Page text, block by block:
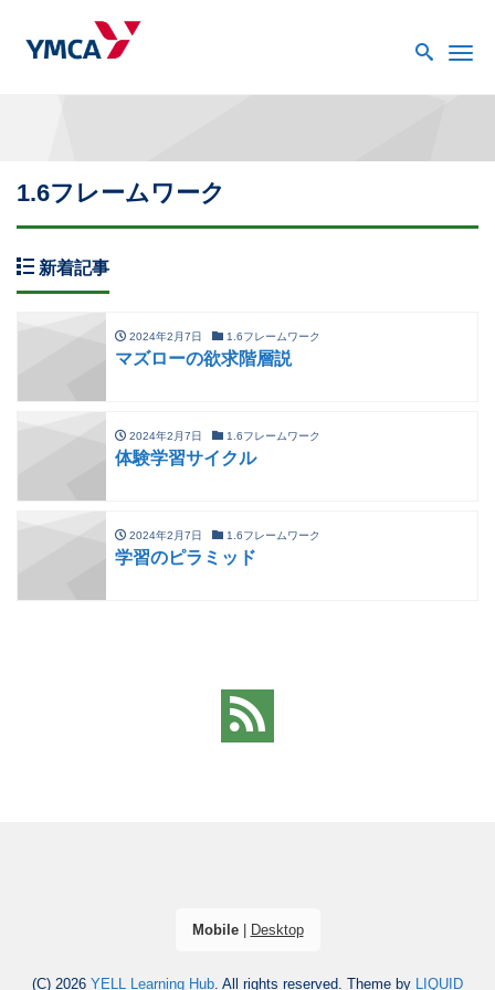
1.6フレームワーク
新着記事
2024年2月7日 1.6フレームワーク
マズローの欲求階層説
2024年2月7日 1.6フレームワーク
体験学習サイクル
2024年2月7日 1.6フレームワーク
学習のピラミッド
Mobile| Desktop
(C) 2026 YELL Learning Hub . All rights reserved. Theme by LIQUID